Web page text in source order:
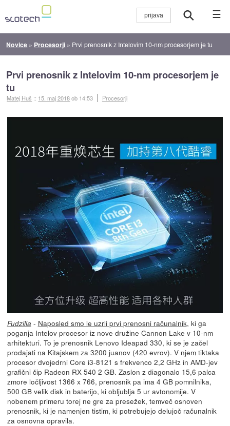
☰
Novice » Procesorji » Prvi prenosnik z Intelovim 10-nm procesorjem je tu
Prvi prenosnik z Intelovim 10-nm procesorjem je
tu
Matej Huš :: 15. maj 2018ob 14:53 Procesorji
Fudzilla - Naposled smo le uzrli prvi prenosni računalnik, ki ga
poganja Intelov procesor iz nove družine Cannon Lake v 10-nm
arhitekturi. To je prenosnik Lenovo Ideapad 330, ki se je začel
prodajati na Kitajskem za 3200 juanov (420 evrov). V njem tiktaka
procesor dvojedrni Core i3-8121 s frekvenco 2,2 GHz in AMD-jev
grafični čip Radeon RX 540 2 GB. Zaslon z diagonalo 15,6 palca
zmore ločljivost 1366 x 766, prenosnik pa ima 4 GB pomnilnika,
500 GB velik disk in baterijo, ki obljublja 5 ur avtonomije. V
nobenem primeru torej ne gre za presežek, temveč osnoven
prenosnik, ki je namenjen tistim, ki potrebujejo delujoč računalnik
za osnovna opravila.